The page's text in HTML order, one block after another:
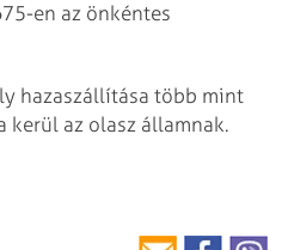
en az önkéntes
hazaszállítása több mint
kerül az olasz államnak.